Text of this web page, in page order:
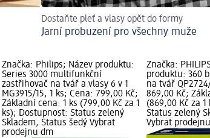
Dostaňte pleť a vlasy opět do formy
Jarní probuzení pro všechny muže
Značka: Philips; Název produktu:
Series 3000 multifunkční
zastřihovač na tvář a vlasy 6 v 1
MG3915/15, 1 ks; Cena: 799,00 Kč;
Základní cena: 1 ks (799,00 Kč za 1
ks); Dostupnost: Status zelený
Skladem, Status šedý Vybrat
prodejnu dm
Značka:
produktu: 360
na tvář
869,00 Kč;
(869,00 Kč za
Status zelený
Vybrat